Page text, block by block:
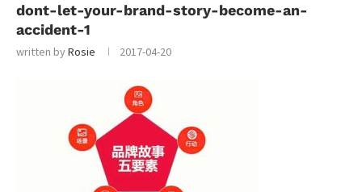
dont-let-your-brand-story-become-an-
accident-1
written byRosie 2017-04-20